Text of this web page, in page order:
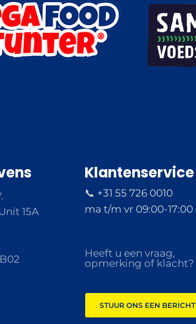
15A
Klantenservice
📞 +31 55 726 0010
ma t/m vr 09:00-17:00
Heeft u een vraag,
opmerking of klacht?
STUUR ONS EEN BERICHT